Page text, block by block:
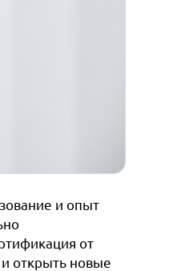
и опыт
от
открыть новые